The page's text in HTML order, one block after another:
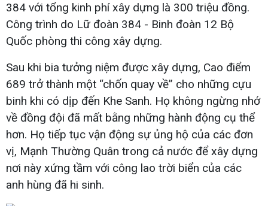
384 với tổng kinh phí xây dựng là 300 triệu đồng.
Công trình do Lữ đoàn 384 - Binh đoàn 12 Bộ
Quốc phòng thi công xây dựng.
Sau khi bia tưởng niệm được xây dựng, Cao điểm
689 trở thành một “chốn quay về” cho những cựu
binh khi có dịp đến Khe Sanh. Họ không ngừng nhớ
về đồng đội đã mất bằng những hành động cụ thể
hơn. Họ tiếp tục vận động sự ủng hộ của các đơn
vị, Mạnh Thường Quân trong cả nước để xây dựng
nơi này xứng tầm với công lao trời biển của các
anh hùng đã hi sinh.